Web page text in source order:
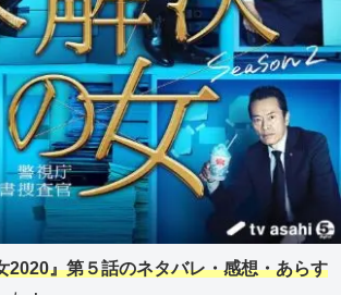
2020』第５話のネタバレ・感想・あらす